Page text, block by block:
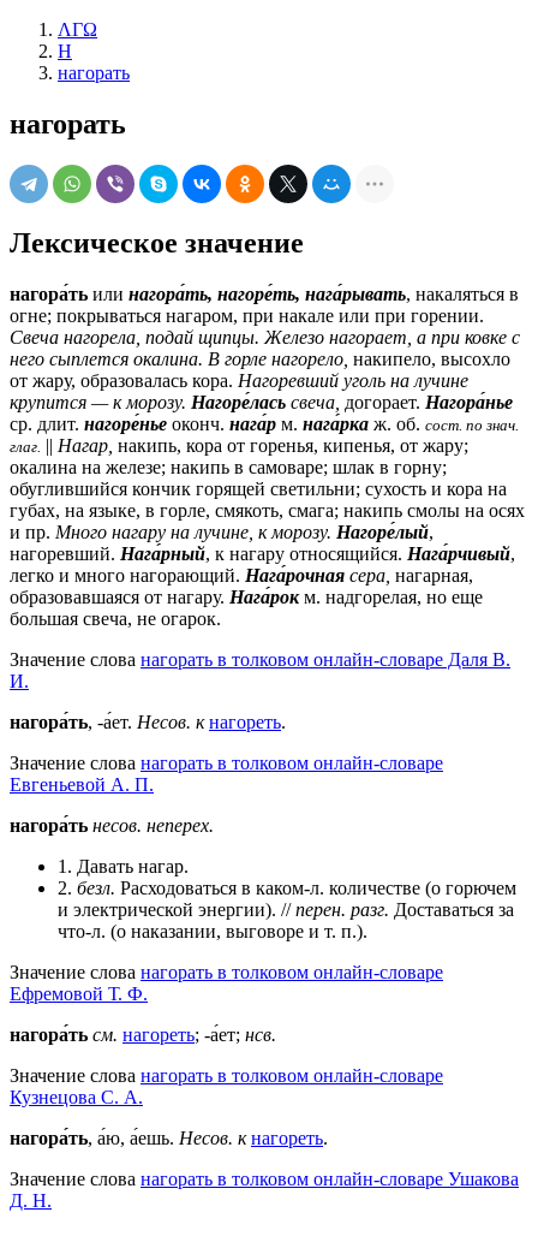
ΛΓΩ
Н
нагорать
нагорать
Лексическое значение
нагора́ть или нагора́ть, нагоре́ть, нага́рывать, накаляться в
огне; покрываться нагаром, при накале или при горении.
Свеча нагорела, подай щипцы. Железо нагорает, а при ковке с
него сыплется окалина. В горле нагорело, накипело, высохло
от жару, образовалась кора. Нагоревший уголь на лучине
крупится — к морозу. Нагоре́лась свеча, догорает. Нагора́нье
ср. длит. нагоре́нье оконч. нага́р м. нага́рка ж. об. сост. по знач.
глаг. || Нагар, накипь, кора от горенья, кипенья, от жару;
окалина на железе; накипь в самоваре; шлак в горну;
обуглившийся кончик горящей светильни; сухость и кора на
губах, на языке, в горле, смякоть, смага; накипь смолы на осях
и пр. Много нагару на лучине, к морозу. Нагоре́лый,
нагоревший. Нага́рный, к нагару относящийся. Нага́рчивый,
легко и много нагорающий. Нага́рочная сера, нагарная,
образовавшаяся от нагару. Нага́рок м. надгорелая, но еще
большая свеча, не огарок.
Значение слова нагорать в толковом онлайн-словаре Даля В.
И.
нагора́ть, -а́ет. Несов. к нагореть.
Значение слова нагорать в толковом онлайн-словаре
Евгеньевой А. П.
нагора́ть несов. неперех.
1. Давать нагар.
2. безл. Расходоваться в каком-л. количестве (о горючем
и электрической энергии). //перен. разг. Доставаться за
что-л. (о наказании, выговоре и т. п.).
Значение слова нагорать в толковом онлайн-словаре
Ефремовой Т. Ф.
нагора́ть см. нагореть; -а́ет; нсв.
Значение слова нагорать в толковом онлайн-словаре
Кузнецова С. А.
нагора́ть, а́ю, а́ешь. Несов. к нагореть.
Значение слова нагорать в толковом онлайн-словаре Ушакова
Д. Н.